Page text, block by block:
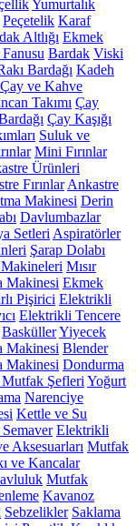
Yumurtalık
Peçetelik Karaf
Altlığı Ekmek
Bardak Viski
Bardağı Kadeh
Çay ve Kahve
Takımı Çay
Çay Kaşığı
Suluk ve
Mini Fırınlar
Ürünleri
Fırınlar Ankastre
Makinesi Derin
Davlumbazlar
Setleri Aspiratörler
Şarap Dolabı
Mısır
Makinesi Ekmek
Pişirici Elektrikli
Elektrikli Tencere
BasküllerYiyecek
Makinesi Blender
Makinesi Dondurma
Şefleri Yoğurt
Narenciye
Kettle ve Su
Elektrikli
Aksesuarları Mutfak
ve Kancalar
Mutfak
Kavanoz
Sebzelikler Saklama